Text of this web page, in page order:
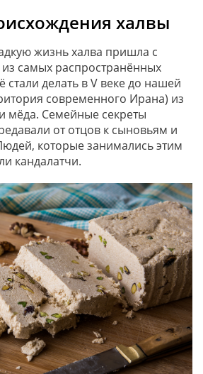
халвы
жизнь халва пришла с
самых распространённых
стали делать в V веке до нашей
современного Ирана) из
мёда. Семейные секреты
от отцов к сыновьям и
которые занимались этим
кандалатчи.